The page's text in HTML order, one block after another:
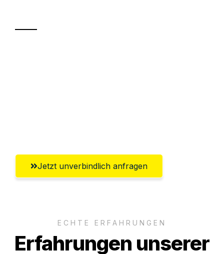
Jetzt unverbindlich anfragen
ECHTE ERFAHRUNGEN
Erfahrungen unserer